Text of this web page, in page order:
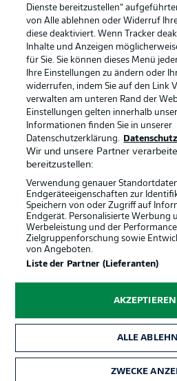
Rechtliche Hinweise
Datenschutz
Jobs
Partner
Liveticker
Dienste bereitzustellen“
von Alle ablehnen oder Widerruf
diese deaktiviert. Wenn Tracker
Inhalte und Anzeigen
für Sie. Sie können dieses Menü
Ihre Einstellungen zu ändern oder
widerrufen, indem Sie auf den Link
verwalten am unteren Rand der
Einstellungen gelten innerhalb
Informationen finden Sie in unserer
Datenschutzerklärung.
Datenschutz
Wir und unsere Partner
bereitzustellen:
Verwendung genauer
Endgeräteeigenschaften zur
Speichern von oder Zugriff auf
Endgerät. Personalisierte Werbung
Werbeleistung und der
Zielgruppenforschung sowie
von Angeboten.
Liste der Partner (Lieferanten)
AKZEPTIEREN
ALLE
ZWECKE